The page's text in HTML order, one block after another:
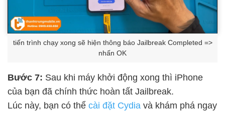
tiến trình chạy xong sẽ hiện thông báo Jailbreak Completed =>
nhấn OK
Bước 7: Sau khi máy khởi động xong thì iPhone
của bạn đã chính thức hoàn tất Jailbreak.
Lúc này, bạn có thể cài đặt Cydia và khám phá ngay